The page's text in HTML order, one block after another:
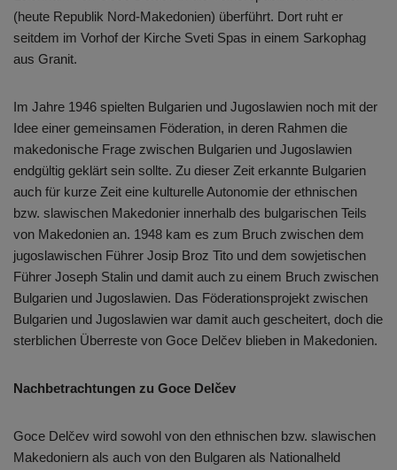
(heute Republik Nord-Makedonien) überführt. Dort ruht er
seitdem im Vorhof der Kirche Sveti Spas in einem Sarkophag
aus Granit.
Im Jahre 1946 spielten Bulgarien und Jugoslawien noch mit der
Idee einer gemeinsamen Föderation, in deren Rahmen die
makedonische Frage zwischen Bulgarien und Jugoslawien
endgültig geklärt sein sollte. Zu dieser Zeit erkannte Bulgarien
auch für kurze Zeit eine kulturelle Autonomie der ethnischen
bzw. slawischen Makedonier innerhalb des bulgarischen Teils
von Makedonien an. 1948 kam es zum Bruch zwischen dem
jugoslawischen Führer Josip Broz Tito und dem sowjetischen
Führer Joseph Stalin und damit auch zu einem Bruch zwischen
Bulgarien und Jugoslawien. Das Föderationsprojekt zwischen
Bulgarien und Jugoslawien war damit auch gescheitert, doch die
sterblichen Überreste von Goce Delčev blieben in Makedonien.
Nachbetrachtungen zu Goce Delčev
Goce Delčev wird sowohl von den ethnischen bzw. slawischen
Makedoniern als auch von den Bulgaren als Nationalheld